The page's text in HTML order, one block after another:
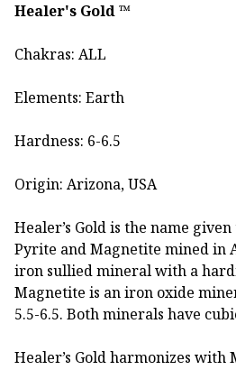
Healer's Gold ™️
Chakras: ALL
Elements: Earth
Hardness: 6-6.5
Origin: Arizona, USA
Healer’s Gold is the name
Pyrite and Magnetite mined in
iron sullied mineral with a
Magnetite is an iron oxide
5.5-6.5. Both minerals have
Healer’s Gold harmonizes with